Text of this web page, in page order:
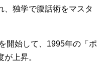
、独学で腹話術をマスタ
開始して、1995年の「ポ
上昇。